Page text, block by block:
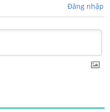
Đăng nhập